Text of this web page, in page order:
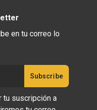
en tu correo lo
tu suscripción a